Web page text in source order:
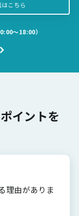
こちら
〜18:00）
イントを
理由がありま